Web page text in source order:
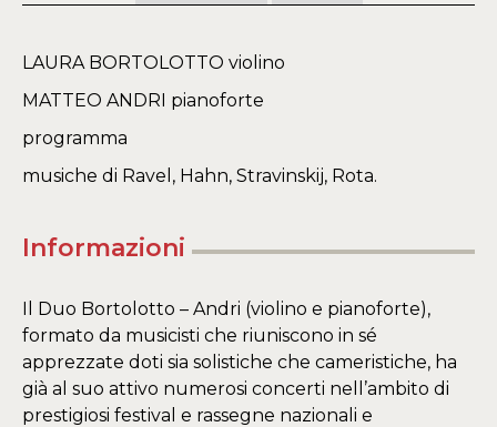
LAURA BORTOLOTTO violino
MATTEO ANDRI pianoforte
programma
musiche di Ravel, Hahn, Stravinskij, Rota.
Informazioni
Il Duo Bortolotto – Andri (violino e pianoforte),
formato da musicisti che riuniscono in sé
apprezzate doti sia solistiche che cameristiche, ha
già al suo attivo numerosi concerti nell’ambito di
prestigiosi festival e rassegne nazionali e